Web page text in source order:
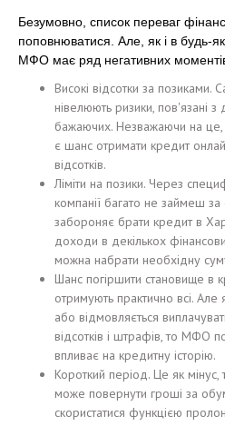
Безумовно, список переваг
поповнюватися. Але, як і в будь-
МФО має ряд негативних
Високі відсотки за
нівелюють ризики, пов'язані з
бажаючих. Незважаючи на це,
є шанс отримати кредит
відсотків.
Ліміти на позики. Через
компанії багато не займеш
забороняє брати кредит в
доходи в декількох
можна набрати необхідну
Шанс погіршити становище в
отримують практично всі. Але
або відмовляється
відсотків і штрафів, то МФО
впливає на кредитну історію.
Короткий період. Це як мінус,
може повернути гроші за
скористатися функцією